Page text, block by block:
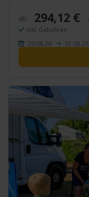
ab 294,12 €
inkl. Gebühren
29.08.26
31.08.26